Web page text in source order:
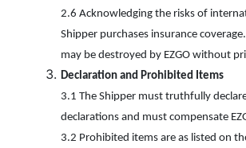
2.6 Acknowledging the risks of
Shipper purchases insurance
may be destroyed by EZGO without
Declaration and Prohibited Items
3.1 The Shipper must truthfully
declarations and must compensate
3.2 Prohibited items are as listed on